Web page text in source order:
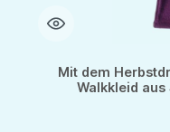
Mit dem
Walkkleid